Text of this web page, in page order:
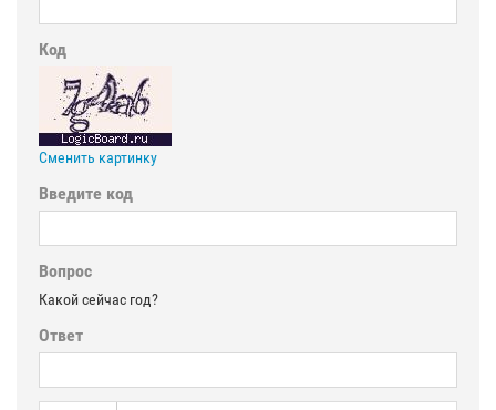
Код
Сменить картинку
Введите код
Вопрос
Какой сейчас год?
Ответ